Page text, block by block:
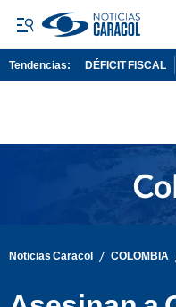
Tendencias: DÉFICIT FISCAL
Noticias Caracol / COLOMBIA